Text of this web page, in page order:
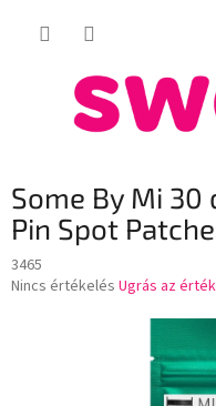
Some By Mi
Pin Spot
3465
A
Nincs értékelés Ugrás az